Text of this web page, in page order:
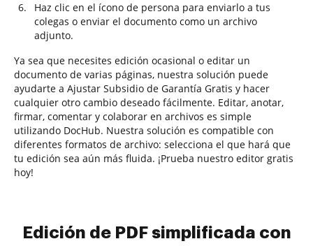
Haz clic en el ícono de persona para enviarlo a tus
colegas o enviar el documento como un archivo
adjunto.
Ya sea que necesites edición ocasional o editar un
documento de varias páginas, nuestra solución puede
ayudarte a Ajustar Subsidio de Garantía Gratis y hacer
cualquier otro cambio deseado fácilmente. Editar, anotar,
firmar, comentar y colaborar en archivos es simple
utilizando DocHub. Nuestra solución es compatible con
diferentes formatos de archivo: selecciona el que hará que
tu edición sea aún más fluida. ¡Prueba nuestro editor gratis
hoy!
Edición de PDF simplificada con